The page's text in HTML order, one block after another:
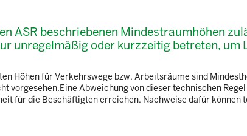
ASR beschriebenen Mindestraumhöhen
unregelmäßig oder kurzzeitig betreten, um
Höhen für Verkehrswege bzw. Arbeitsräume sind
vorgesehen.Eine Abweichung von dieser technischen
für die Beschäftigten erreichen. Nachweise dafür können